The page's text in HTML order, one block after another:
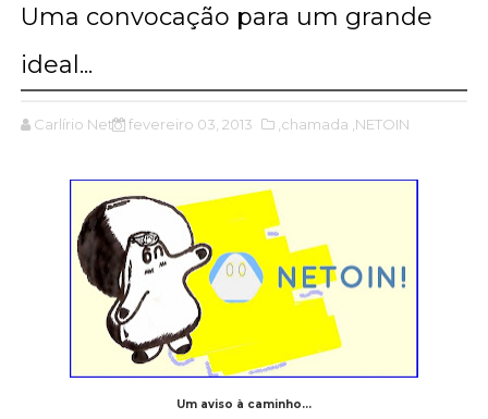
Uma convocação para um grande
ideal...
Carlírio Neto fevereiro 03, 2013 ,chamada ,NETOIN
Um aviso à caminho...